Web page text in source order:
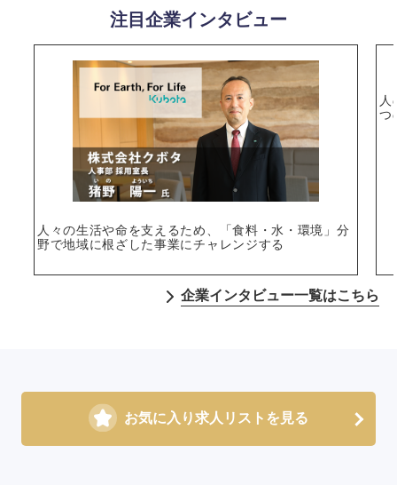
選択する
注目企業インタビュー
人々の生活や命を支えるため、「食料・水・環境」分
野で地域に根ざした事業にチャレンジする
人
つ
企業インタビュー一覧はこちら
お気に入り求人リストを見る